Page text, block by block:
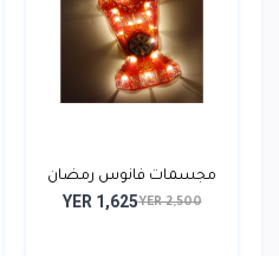
مجسمات فانوس رمضان
بلاس...YER 2,500
YER 1,625